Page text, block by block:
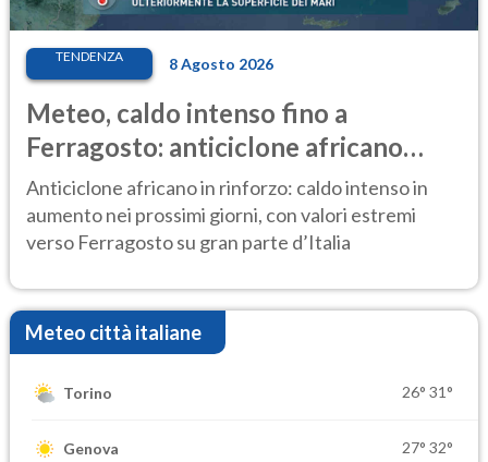
TENDENZA 8 Agosto 2026
Meteo, caldo intenso fino a
Ferragosto: anticiclone africano
ancora protagonista
Anticiclone africano in rinforzo: caldo intenso in
aumento nei prossimi giorni, con valori estremi
verso Ferragosto su gran parte d’Italia
Meteo città italiane
Torino 26° 31°
Genova 27° 32°